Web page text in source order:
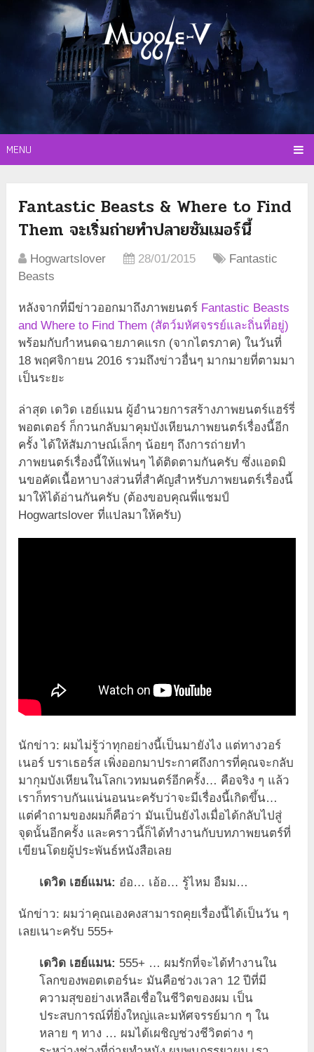
MENU
Fantastic Beasts & Where to Find
Them จะเริ่มถ่ายทำปลายซัมเมอร์นี้
Hogwartslover 28/01/2015
Fantastic
Beasts
หลังจากที่มีข่าวออกมาถึงภาพยนตร์ Fantastic Beasts
and Where to Find Them (สัตว์มหัศจรรย์และถิ่นที่อยู่)
พร้อมกับกำหนดฉายภาคแรก (จากไตรภาค) ในวันที่
18 พฤศจิกายน 2016 รวมถึงข่าวอื่นๆ มากมายที่ตามมา
เป็นระยะ
ล่าสุด เดวิด เฮย์แมน ผู้อำนวยการสร้างภาพยนตร์แฮร์รี่
พอตเตอร์ ก็กวนกลับมาคุมบังเหียนภาพยนตร์เรื่องนี้อีก
ครั้ง ได้ให้สัมภาษณ์เล็กๆ น้อยๆ ถึงการถ่ายทำ
ภาพยนตร์เรื่องนี้ให้แฟนๆ ได้ติดตามกันครับ ซึ่งแอดมิ
นขอคัดเนื้อหาบางส่วนที่สำคัญสำหรับภาพยนตร์เรื่องนี้
มาให้ได้อ่านกันครับ (ต้องขอบคุณพี่แชมป์
Hogwartslover ที่แปลมาให้ครับ)
นักข่าว: ผมไม่รู้ว่าทุกอย่างนี้เป็นมายังไง แต่ทางวอร์
เนอร์ บราเธอร์ส เพิ่งออกมาประกาศถึงการที่คุณจะกลับ
มากุมบังเหียนในโลกเวทมนตร์อีกครั้ง… คือจริง ๆ แล้ว
เราก็ทราบกันแน่นอนนะครับว่าจะมีเรื่องนี้เกิดขึ้น…
แต่คำถามของผมก็คือว่า มันเป็นยังไงเมื่อได้กลับไปสู่
จุดนั้นอีกครั้ง และคราวนี้ก็ได้ทำงานกับบทภาพยนตร์ที่
เขียนโดยผู้ประพันธ์หนังสือเลย
เดวิด เฮย์แมน: อ๋อ… เอ้อ… รู้ไหม อืมม…
นักข่าว: ผมว่าคุณเองคงสามารถคุยเรื่องนี้ได้เป็นวัน ๆ
เลยเนาะครับ 555+
เดวิด เฮย์แมน: 555+ … ผมรักที่จะได้ทำงานใน
โลกของพอตเตอร์นะ มันคือช่วงเวลา 12 ปีที่มี
ความสุขอย่างเหลือเชื่อในชีวิตของผม เป็น
ประสบการณ์ที่ยิ่งใหญ่และมหัศจรรย์มาก ๆ ใน
หลาย ๆ ทาง … ผมได้เผชิญช่วงชีวิตต่าง ๆ